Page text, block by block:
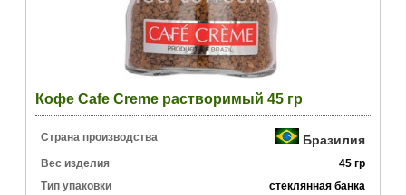
Кофе Cafe Creme растворимый 45 гр
Страна производства Бразилия
Вес изделия
45 гр
Тип упаковки
стеклянная банка